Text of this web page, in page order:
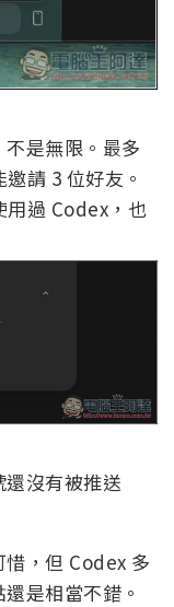
是無限。最多
請 3 位好友。
用過 Codex，也
沒有被推送
，但 Codex 多
是相當不錯。